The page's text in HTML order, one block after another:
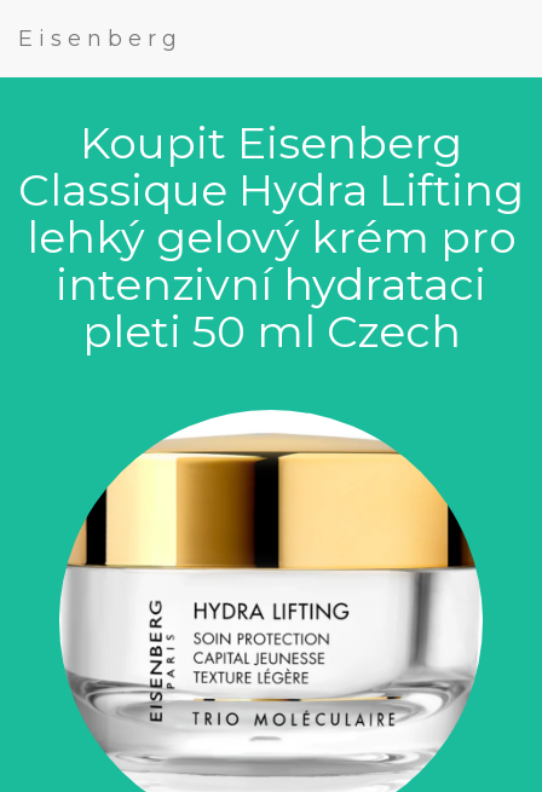
Eisenberg
Koupit Eisenberg
Classique Hydra Lifting
lehký gelový krém pro
intenzivní hydrataci
pleti 50 ml Czech